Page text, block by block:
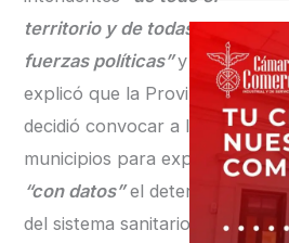
territorio y de todas las
fuerzas políticas”y
explicó que la Provincia
decidió convocar a los
municipios para exponer
“con datos”el deterioro
del sistema sanitario.